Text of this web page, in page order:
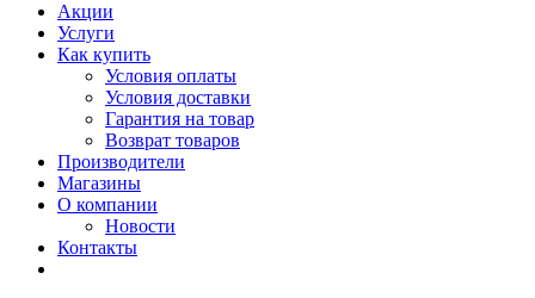
Акции
Услуги
Как купить
Условия оплаты
Условия доставки
Гарантия на товар
Возврат товаров
Производители
Магазины
О компании
Новости
Контакты